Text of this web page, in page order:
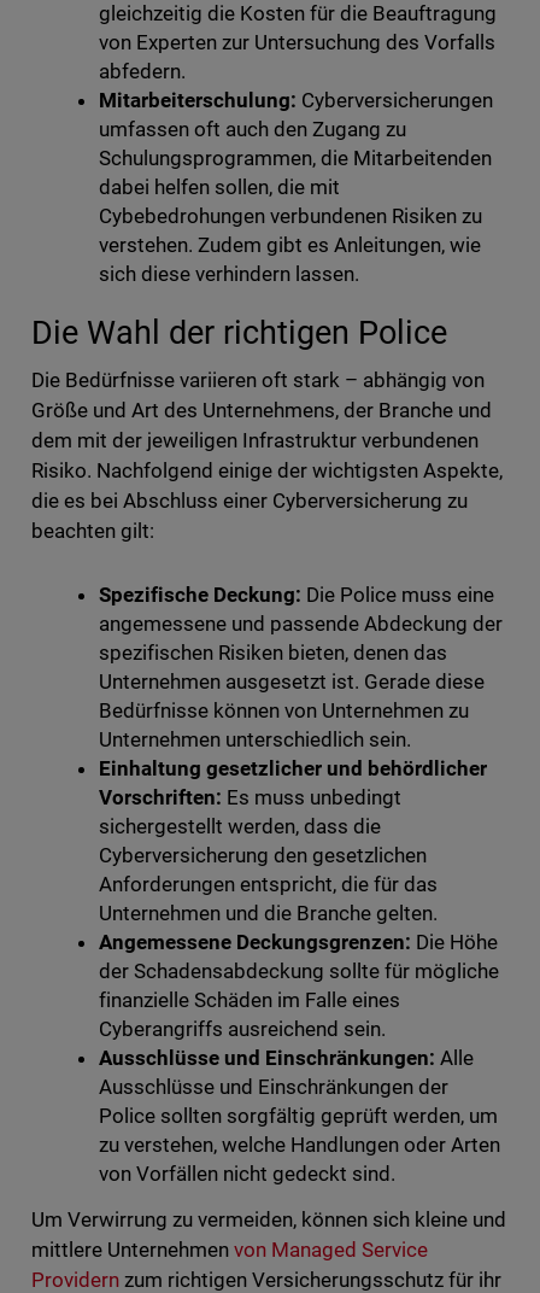
gleichzeitig die Kosten für die Beauftragung
von Experten zur Untersuchung des Vorfalls
abfedern.
Mitarbeiterschulung: Cyberversicherungen
umfassen oft auch den Zugang zu
Schulungsprogrammen, die Mitarbeitenden
dabei helfen sollen, die mit
Cybebedrohungen verbundenen Risiken zu
verstehen. Zudem gibt es Anleitungen, wie
sich diese verhindern lassen.
Die Wahl der richtigen Police
Die Bedürfnisse variieren oft stark – abhängig von
Größe und Art des Unternehmens, der Branche und
dem mit der jeweiligen Infrastruktur verbundenen
Risiko. Nachfolgend einige der wichtigsten Aspekte,
die es bei Abschluss einer Cyberversicherung zu
beachten gilt:
Spezifische Deckung: Die Police muss eine
angemessene und passende Abdeckung der
spezifischen Risiken bieten, denen das
Unternehmen ausgesetzt ist. Gerade diese
Bedürfnisse können von Unternehmen zu
Unternehmen unterschiedlich sein.
Einhaltung gesetzlicher und behördlicher
Vorschriften: Es muss unbedingt
sichergestellt werden, dass die
Cyberversicherung den gesetzlichen
Anforderungen entspricht, die für das
Unternehmen und die Branche gelten.
Angemessene Deckungsgrenzen: Die Höhe
der Schadensabdeckung sollte für mögliche
finanzielle Schäden im Falle eines
Cyberangriffs ausreichend sein.
Ausschlüsse und Einschränkungen: Alle
Ausschlüsse und Einschränkungen der
Police sollten sorgfältig geprüft werden, um
zu verstehen, welche Handlungen oder Arten
von Vorfällen nicht gedeckt sind.
Um Verwirrung zu vermeiden, können sich kleine und
mittlere Unternehmen von Managed Service
Providernzum richtigen Versicherungsschutz für ihr